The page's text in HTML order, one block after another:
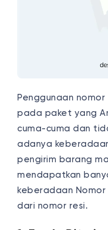
Penggunaan
pada paket yang
cuma-cuma dan
adanya
pengirim barang
mendapatkan
keberadaan Nomor
dari nomor resi.